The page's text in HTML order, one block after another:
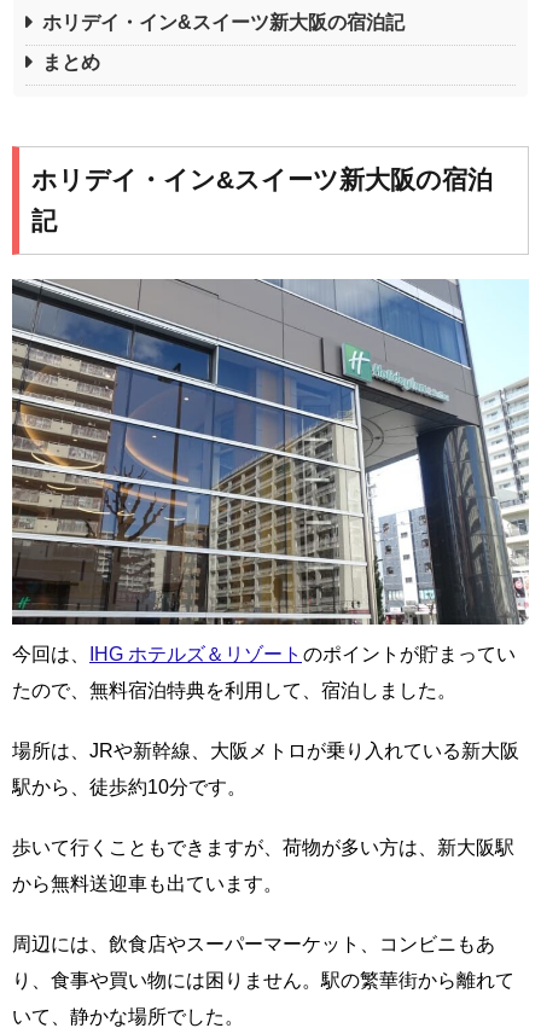
ホリデイ・イン&スイーツ新大阪の宿泊記
まとめ
ホリデイ・イン&スイーツ新大阪の宿泊
記
今回は、 IHG ホテルズ＆リゾート のポイントが貯まってい
たので、無料宿泊特典を利用して、宿泊しました。
場所は、JRや新幹線、大阪メトロが乗り入れている新大阪
駅から、徒歩約10分です。
歩いて行くこともできますが、荷物が多い方は、新大阪駅
から無料送迎車も出ています。
周辺には、飲食店やスーパーマーケット、コンビニもあ
り、食事や買い物には困りません。駅の繁華街から離れて
いて、静かな場所でした。